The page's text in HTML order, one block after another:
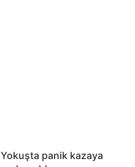
Yokuşta panik kazaya